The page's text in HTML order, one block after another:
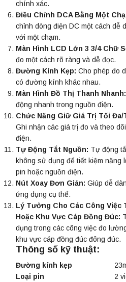
chính xác.
Điều Chỉnh DCA Bằng Một
chỉnh dòng điện DC một cách dễ
với một chạm.
Màn Hình LCD Lớn 3 3/4 Chữ
đo một cách rõ ràng và dễ đọc.
Đường Kính Kẹp: Cho phép đo
có đường kính khác nhau.
Màn Hình Đồ Thị Thanh Nhanh:
động nhanh trong nguồn điện.
Chức Năng Giữ Giá Trị Tối
Ghi nhận các giá trị đo và theo
điện.
Tự Động Tắt Nguồn: Tự động
không sử dụng để tiết kiệm năng
pin hoặc nguồn điện.
Nút Xoay Đơn Giản: Giúp dễ
ứng dụng cụ thể.
Lý Tưởng Cho Các Công Việc
Hoặc Khu Vực Cáp Đồng Đúc:
dụng trong các công việc đo
khu vực cáp đồng đúc đông đúc.
Thông số kỹ thuật:
Đường kính kẹp
Loại pin
2